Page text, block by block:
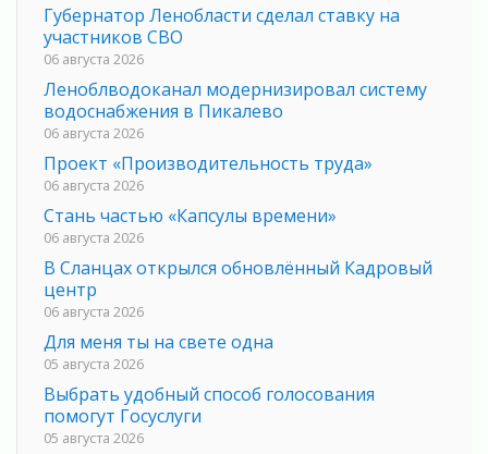
Губернатор Ленобласти сделал ставку на
участников СВО
06 августа 2026
Леноблводоканал модернизировал систему
водоснабжения в Пикалево
06 августа 2026
Проект «Производительность труда»
06 августа 2026
Стань частью «Капсулы времени»
06 августа 2026
В Сланцах открылся обновлённый Кадровый
центр
06 августа 2026
Для меня ты на свете одна
05 августа 2026
Выбрать удобный способ голосования
помогут Госуслуги
05 августа 2026